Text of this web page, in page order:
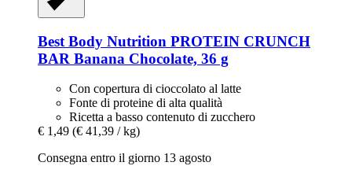
Best Body Nutrition PROTEIN CRUNCH
BAR Banana Chocolate, 36 g
Con copertura di cioccolato al latte
Fonte di proteine ​​di alta qualità
Ricetta a basso contenuto di zucchero
€ 1,49 (€ 41,39 / kg)
Consegna entro il giorno 13 agosto